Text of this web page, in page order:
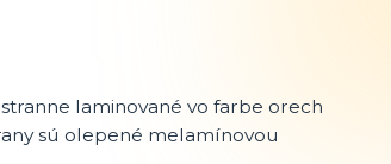
laminované vo farbe orech
sú olepené melamínovou